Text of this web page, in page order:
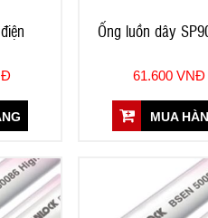
Ống luồn dây
61.600 VNĐ
MUA